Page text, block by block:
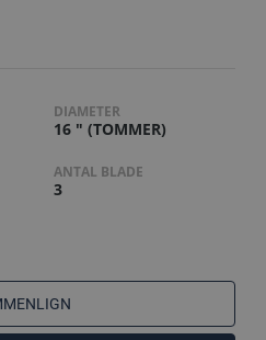
DIAMETER
16 " (TOMMER)
ANTAL BLADE
3